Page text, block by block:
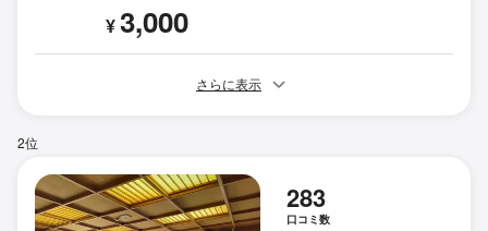
¥3,000
さらに表示
2位
283
口コミ数